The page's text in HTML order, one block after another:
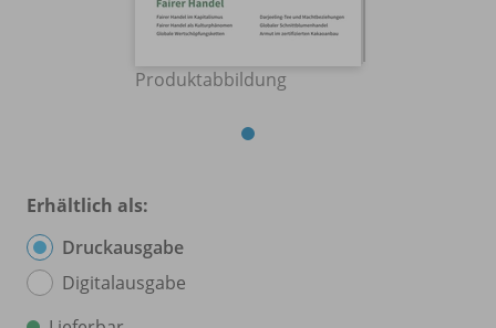
Produktabbildung
Erhältlich als:
Druckausgabe
Digitalausgabe